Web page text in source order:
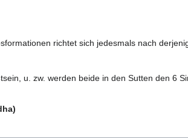
richtet sich jedesmals nach
u. zw. werden beide in den Sutten den 6